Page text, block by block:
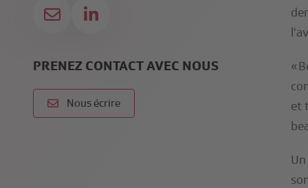
«
et
PRENEZ CONTACT AVEC NOUS
Nous écrire